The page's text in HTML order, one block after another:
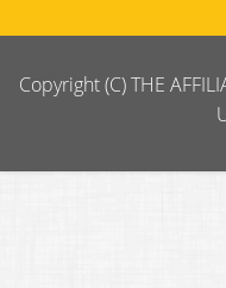
Copyright (C) THE